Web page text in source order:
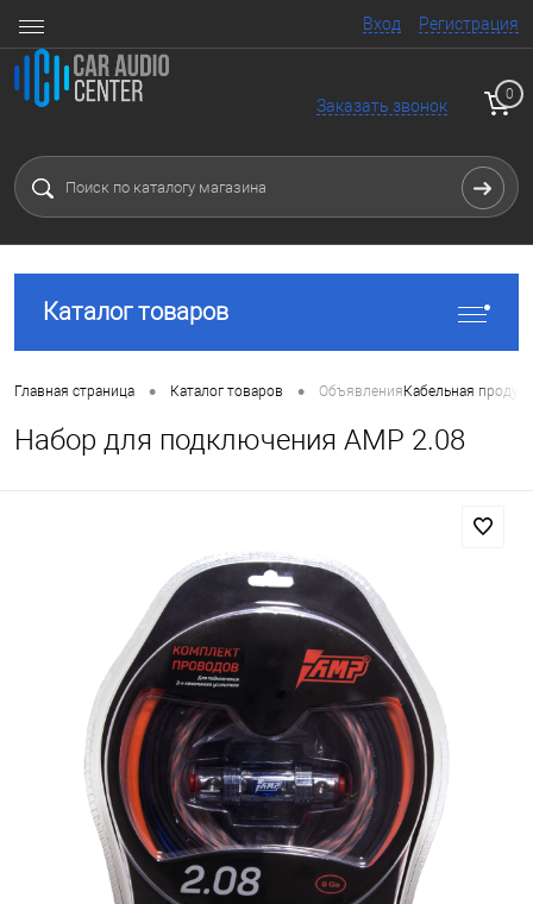
Вход Регистрация
Заказать звонок
0
Каталог товаров
Главная страница • Каталог товаров • ОбъявленияКабельная
Набор для подключения AMP 2.08